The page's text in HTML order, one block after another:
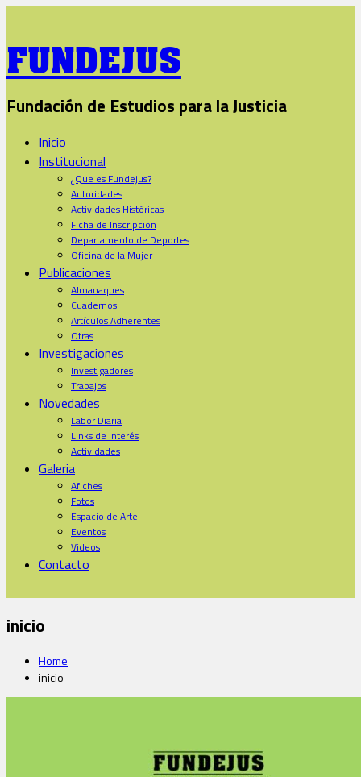
FUNDEJUS
Fundación de Estudios para la Justicia
Inicio
Institucional
¿Que es Fundejus?
Autoridades
Actividades Históricas
Ficha de Inscripcion
Departamento de Deportes
Oficina de la Mujer
Publicaciones
Almanaques
Cuadernos
Artículos Adherentes
Otras
Investigaciones
Investigadores
Trabajos
Novedades
Labor Diaria
Links de Interés
Actividades
Galeria
Afiches
Fotos
Espacio de Arte
Eventos
Videos
Contacto
inicio
Home
inicio